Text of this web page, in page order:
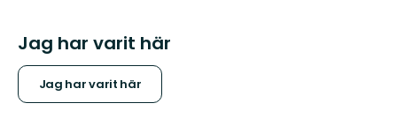
Jag har varit här
Jag har varit här